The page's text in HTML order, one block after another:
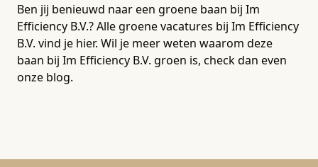
Ben jij benieuwd naar een groene baan bij Im
Efficiency B.V.? Alle groene vacatures bij Im Efficiency
B.V. vind je hier. Wil je meer weten waarom deze
baan bij Im Efficiency B.V. groen is, check dan even
onze blog.